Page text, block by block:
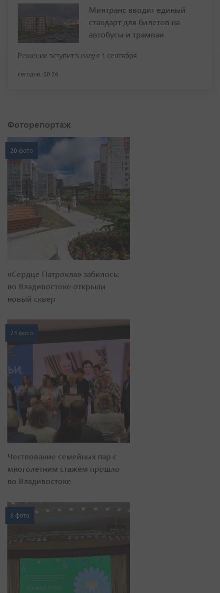
Минтранс вводит единый
стандарт для билетов на
автобусы и трамваи
Решение вступит в силу с 1 сентября
сегодня, 00:26
Фоторепортаж
20 фото
«Сердце Патрокла» забилось:
во Владивостоке открыли
новый сквер
23 фото
Чествование семейных пар с
многолетним стажем прошло
во Владивостоке
8 фото